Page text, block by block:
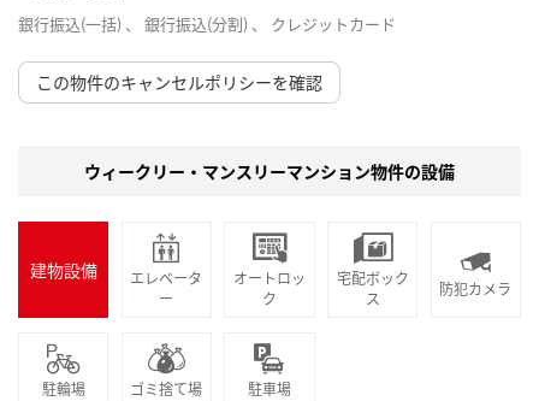
銀行振込(一括) 、 銀行振込(分割) 、 クレジットカード
この物件のキャンセルポリシーを確認
ウィークリー・マンスリーマンション物件の設備
建物設備
エレベータ
ー
オートロッ
ク
宅配ボック
ス
防犯カメラ
駐輪場 ゴミ捨て場 駐車場